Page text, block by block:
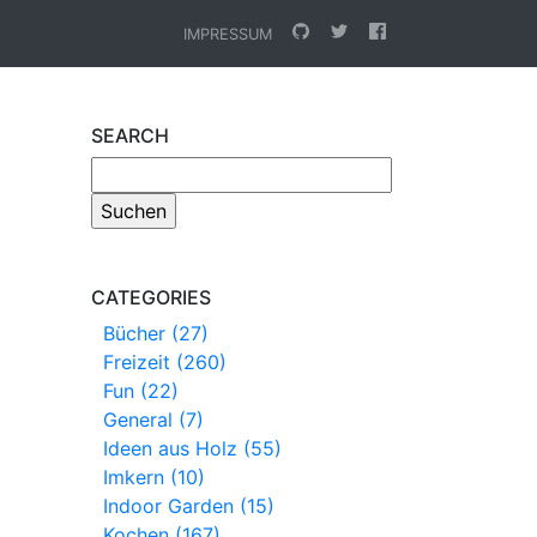
IMPRESSUM
SEARCH
CATEGORIES
Bücher (27)
Freizeit (260)
Fun (22)
General (7)
Ideen aus Holz (55)
Imkern (10)
Indoor Garden (15)